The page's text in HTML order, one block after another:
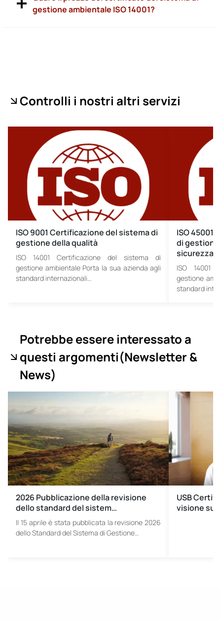
gestione ambientale ISO 14001?
Controlli i nostri altri servizi
ISO 9001 Certificazione del sistema di
gestione della qualità
ISO 14001 Certificazione del sistema di
gestione ambientale Porta la sua azienda agli
standard internazionali…
ISO 45001
di gestione
sicurezza
ISO 14001
gestione
standard
Potrebbe essere interessato a
questi argomenti(Newsletter &
News)
2026 Pubblicazione della revisione
dello standard del sistem…
Il 15 aprile è stata pubblicata la revisione 2026
dello Standard del Sistema di Gestione…
USB
visione